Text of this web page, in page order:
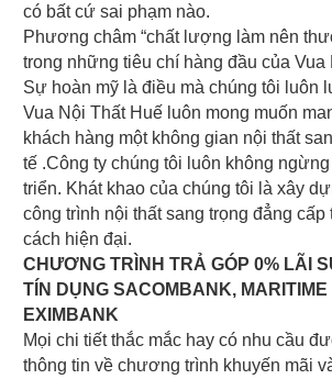
có bất cứ sai phạm nào.
Phương châm “chất lượng làm nên
trong những tiêu chí hàng đầu của Vua
Sự hoàn mỹ là điều mà chúng tôi luôn
Vua Nội Thất Huế luôn mong muốn
khách hàng một không gian nội thất
tế .Công ty chúng tôi luôn không
triển. Khát khao của chúng tôi là xây
công trình nội thất sang trọng đẳng cấp
cách hiện đại.
CHƯƠNG TRÌNH TRẢ GÓP 0% LÃI
TÍN DỤNG SACOMBANK,
EXIMBANK
Mọi chi tiết thắc mắc hay có nhu cầu
thông tin về chương trình khuyến mãi